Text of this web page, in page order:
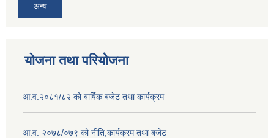
अन्य
योजना तथा परियोजना
आ.व.२०८१/८२ को बार्षिक बजेट तथा कार्यक्रम
आ.व. २०७८/०७९ को नीति,कार्यक्रम तथा बजेट